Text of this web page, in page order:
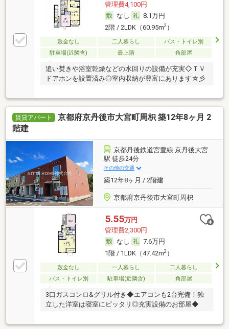
管理費4,100円
なし
8.1万円
2階 / 2LDK（60.95m2）
敷金なし 二人暮らし
バス・トイレ別
駐車場(近隣含)
最上階 角部屋
追い焚きや浴室乾燥などの水回りの設備が充実◇ＴＶ
ドアホンを設置済み◎室内収納が豊富にあります☆彡
賃貸アパート
京都府京丹後市大宮町周枳 築12年8ヶ月 2
階建
京都丹後鉄道宮豊線 京丹後大宮
駅 徒歩24分
その他の交通
築12年8ヶ月 / 2階建
京都府京丹後市大宮町周枳
5.55万円
管理費2,300円
なし
7.6万円
1階 / 1LDK（47.42m2）
敷金なし 一人暮らし
二人暮らし
バス・トイレ別
駐車場(近隣含) 角部屋
3口ガスコンロ&グリル付き◆エアコンも2台完備！独
立した洋室は寝室にピッタリ◎充実設備のお部屋◆